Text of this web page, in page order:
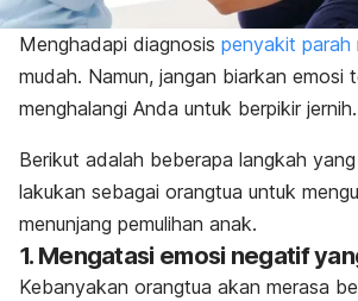
Menghadapi diagnosis penyakit parah
mudah. Namun, jangan biarkan emosi
menghalangi Anda untuk berpikir jernih.
Berikut adalah beberapa langkah
lakukan sebagai orangtua untuk
menunjang pemulihan anak.
1. Mengatasi emosi negatif
Kebanyakan orangtua akan merasa